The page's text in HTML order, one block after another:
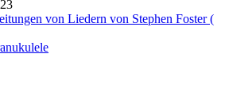
von Liedern von Stephen Foster (